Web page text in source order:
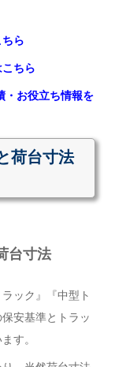
ら
ちら
・お役立ち情報を
荷台寸法
台寸法
ック』『中型ト
安基準とトラッ
す。